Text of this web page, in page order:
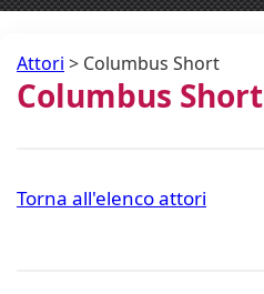
Attori > Columbus Short
Columbus Short
Torna all'elenco attori